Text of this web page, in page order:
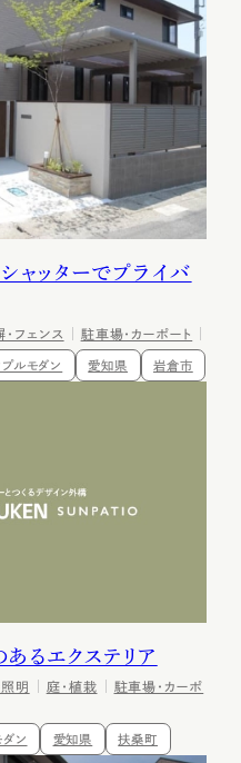
ッターでプライバ
・フェンス 駐車場・カーポート
プルモダン 愛知県 岩倉市
るエクステリア
照明 庭・植栽
駐車場・カーポ
ン 愛知県 扶桑町